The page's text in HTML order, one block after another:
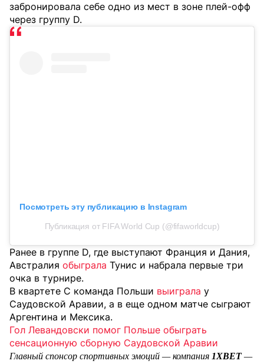
забронировала себе одно из мест в зоне плей-офф
через группу D.
Посмотреть эту публикацию в Instagram
Публикация от FIFA World Cup (@fifaworldcup)
Ранее в группе D, где выступают Франция и Дания,
Австралия обыграла Тунис и набрала первые три
очка в турнире.
В квартете С команда Польши выиграла у
Саудовской Аравии, а в еще одном матче сыграют
Аргентина и Мексика.
Гол Левандовски помог Польше обыграть
сенсационную сборную Саудовской Аравии
Главный спонсор спортивных эмоций — компания 1XBET—